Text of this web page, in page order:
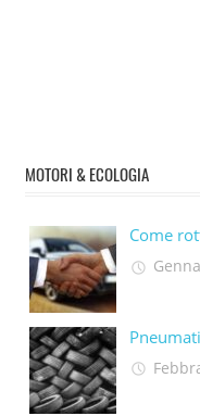
MOTORI & ECOLOGIA
Come